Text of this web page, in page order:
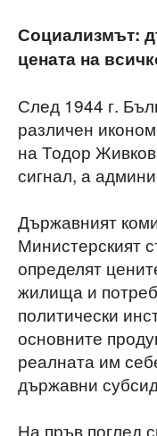
Социализмът:
цената на
След 1944 г.
различен
на Тодор
сигнал, а
Държавният
Министерският
определят
жилища и
политически
основните
реалната им
държавни
На пръв поглед